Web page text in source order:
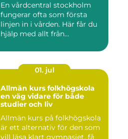
En vårdcentral stockholm
fungerar ofta som första
linjen in i vården. Här får du
hjälp med allt från...
01. jul
Allmän kurs folkhögskola
en väg vidare för både
studier och liv
Allmän kurs på folkhögskola
är ett alternativ för den som
vill läsa klart gymnasiet, få